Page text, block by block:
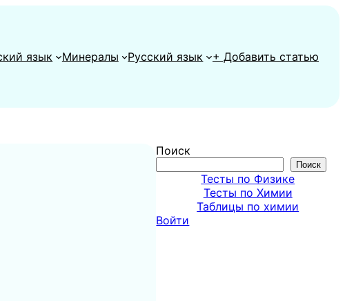
язык Минералы Русский язык + Добавить статью
Поиск
Поиск
Тесты по Физике
Тесты по Химии
Таблицы по химии
Войти